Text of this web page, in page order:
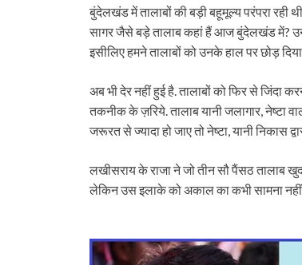
बुंदेलखंड में तालाबों की बड़ी बहूमूल्य परंपरा रही
सागर जैसे बड़े तालाब कहां हैं आज बुंदेलखंड में? उनमें
इसीलिए हमने तालाबों को उनके हाल पर छोड़ दिया
अब भी देर नहीं हुई है. तालाबों को फिर से जिंदा
तकनीक के ज़रिये. तालाब यानी जलागार, नेष्टा
जरूरत से ज्यादा हो जाए तो नेष्टा, यानी निकास
लखीसराय के राजा ने जो तीन सौ पैंसठ तालाब
लेकिन उस इलाके को अकाल का कभी सामना